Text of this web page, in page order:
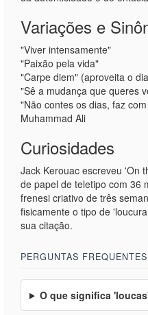
Variações e
"Viver intensamente"
"Paixão pela vida"
"Carpe diem" (aproveita o
"Sê a mudança que queres
"Não contes os dias, faz
Muhammad Ali
Curiosidades
Jack Kerouac escreveu 'On
de papel de teletipo com 36
frenesi criativo de três
fisicamente o tipo de
sua citação.
PERGUNTAS FREQUENTES
O que significa